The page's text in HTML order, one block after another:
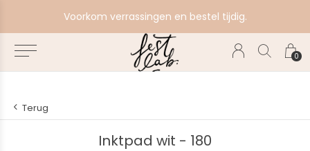
0
Voorkom verrassingen en bestel tijdig.
Terug
Inktpad wit - 180